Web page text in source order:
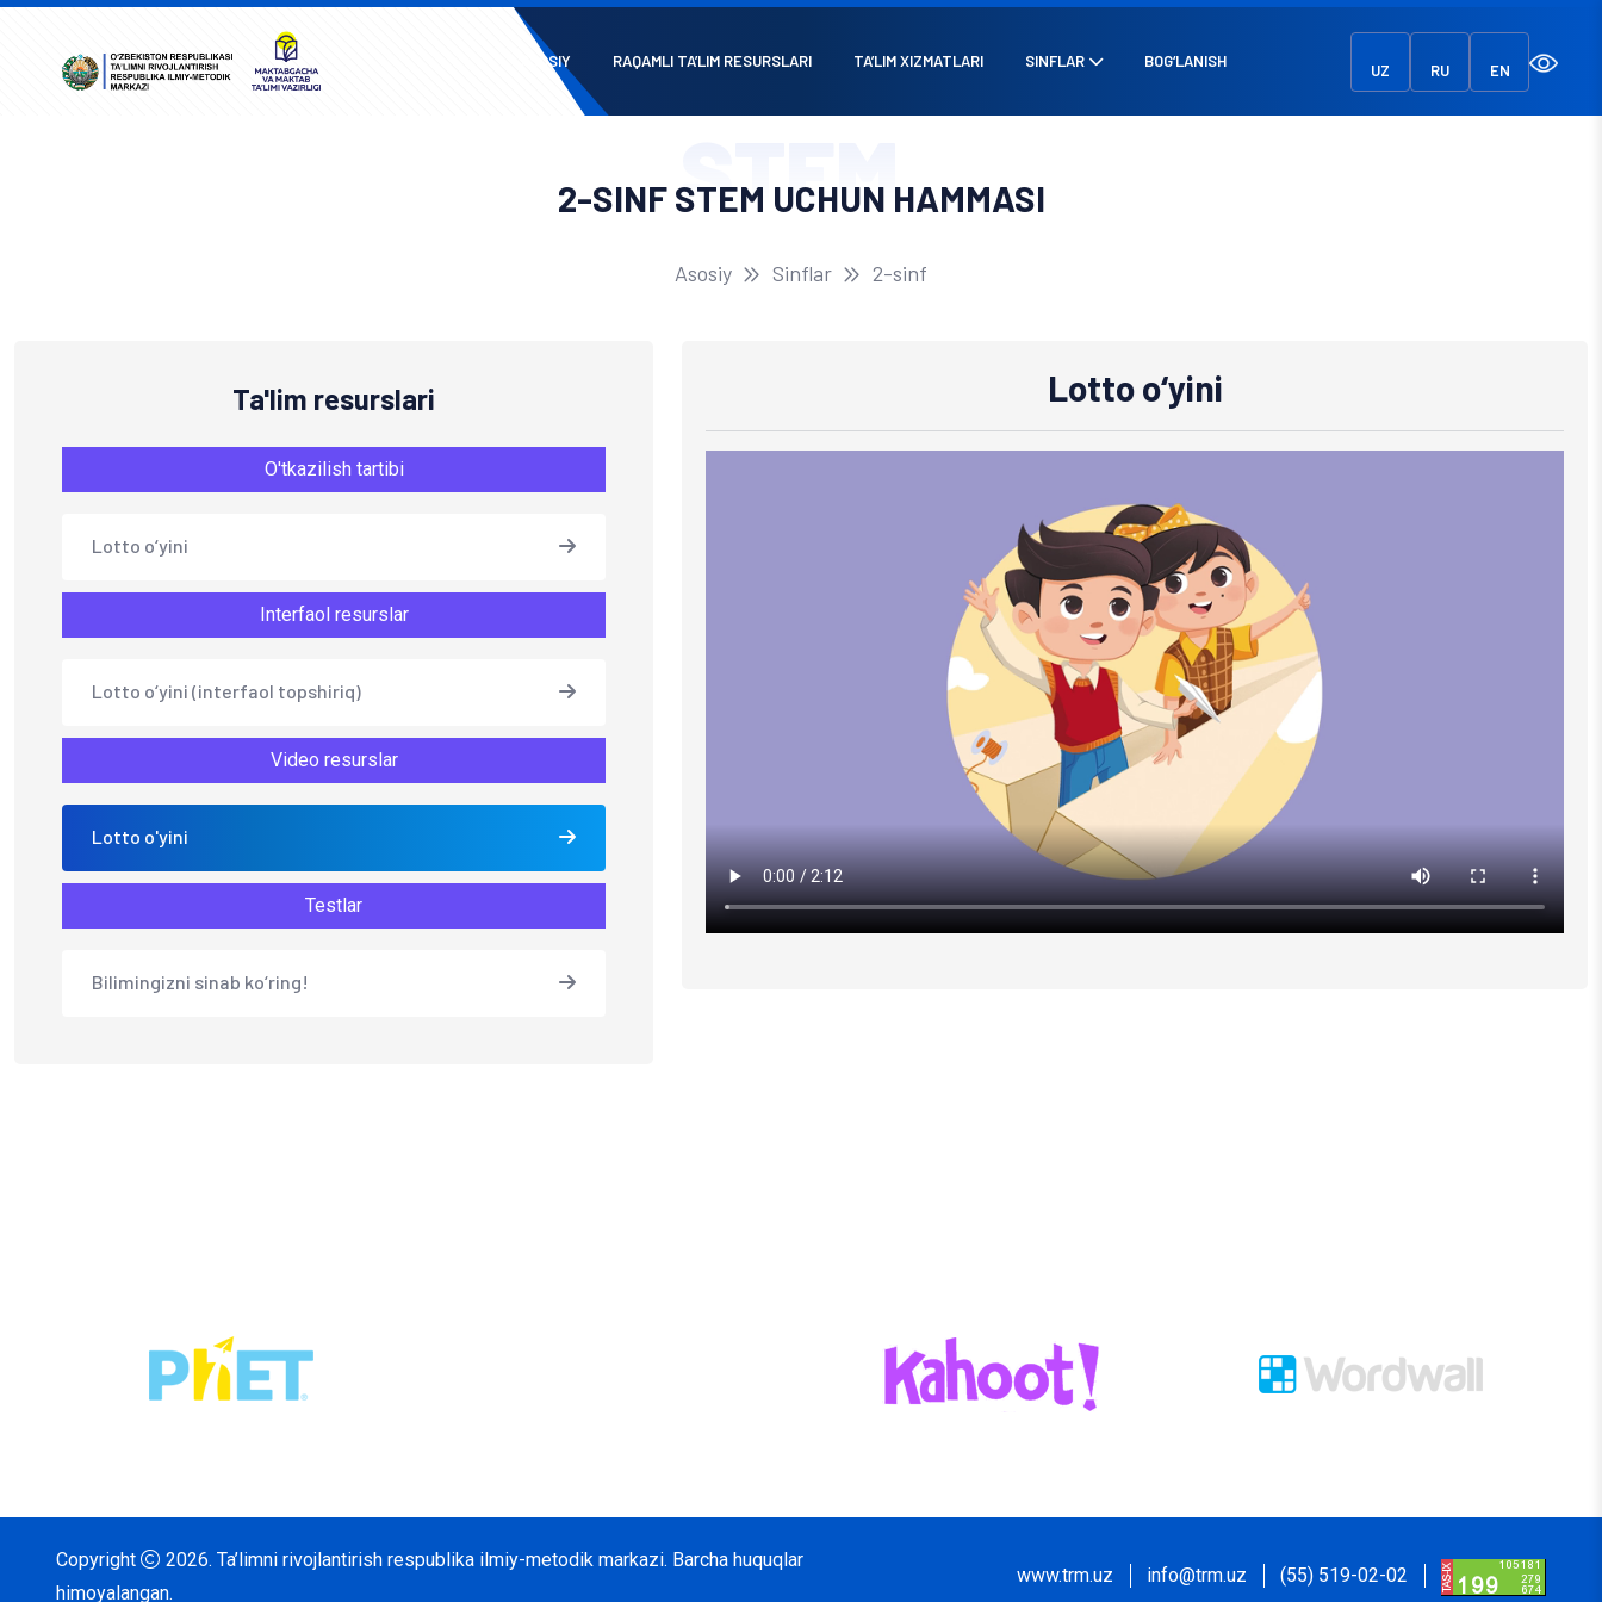
ASOSIY RAQAMLI TA’LIM RESURSLARI TA’LIM XIZMATLARI SINFLAR BOG‘LANISH UZ RU EN
STEM
2-SINF STEM UCHUN HAMMASI
Asosiy Sinflar 2-sinf
Ta'lim resurslari
O'tkazilish tartibi
Lotto o‘yini
Interfaol resurslar
Lotto o‘yini (interfaol topshiriq)
Video resurslar
Lotto o'yini
Testlar
Bilimingizni sinab ko‘ring!
Lotto o‘yini
Copyright 2026. Ta’limni rivojlantirish respublika ilmiy-metodik markazi. Barcha huquqlar
himoyalangan.
www.trm.uz info@trm.uz (55) 519-02-02